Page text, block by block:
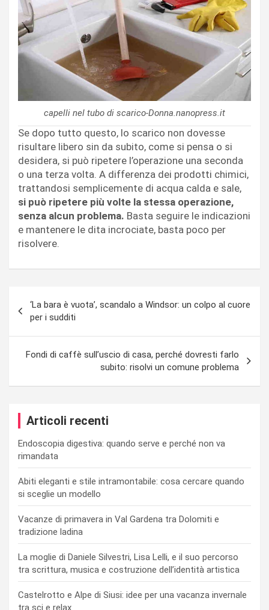
capelli nel tubo di scarico-Donna.nanopress.it
Se dopo tutto questo, lo scarico non dovesse
risultare libero sin da subito, come si pensa o si
desidera, si può ripetere l’operazione una seconda
o una terza volta. A differenza dei prodotti chimici,
trattandosi semplicemente di acqua calda e sale,
si può ripetere più volte la stessa operazione,
senza alcun problema. Basta seguire le indicazioni
e mantenere le dita incrociate, basta poco per
risolvere.
articoli
‘La bara è vuota’, scandalo a Windsor: un colpo al cuore
per i sudditi
Fondi di caffè sull’uscio di casa, perché dovresti farlo
subito: risolvi un comune problema
Articoli recenti
Endoscopia digestiva: quando serve e perché non va
rimandata
Abiti eleganti e stile intramontabile: cosa cercare quando
si sceglie un modello
Vacanze di primavera in Val Gardena tra Dolomiti e
tradizione ladina
La moglie di Daniele Silvestri, Lisa Lelli, e il suo percorso
tra scrittura, musica e costruzione dell’identità artistica
Castelrotto e Alpe di Siusi: idee per una vacanza invernale
tra sci e relax